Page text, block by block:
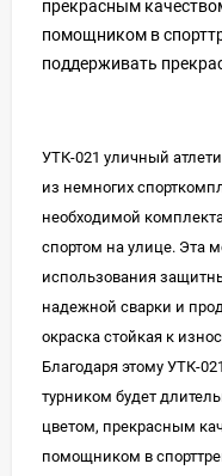
прекрасным
помощником в
поддерживать
УТК-021 уличный
из немногих
необходимой
спортом на улице. Эта
использования
надежной сварки и
окраска стойкая к
Благодаря этому УТК-
турником будет
цветом, прекрасным
помощником в